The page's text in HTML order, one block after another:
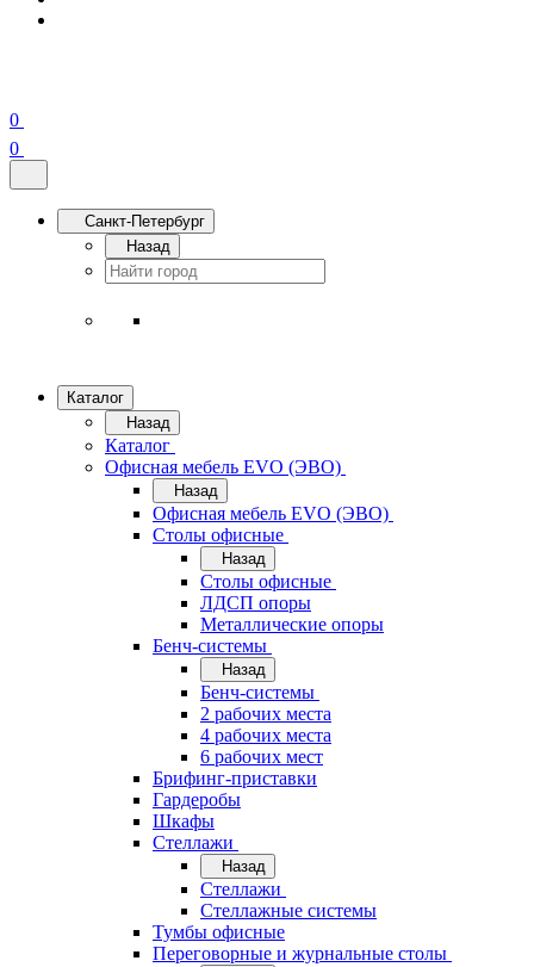
0
0
Санкт-Петербург
Назад
Каталог
Назад
Каталог
Офисная мебель EVO (ЭВО)
Назад
Офисная мебель EVO (ЭВО)
Cтолы офисные
Назад
Cтолы офисные
ЛДСП опоры
Металлические опоры
Бенч-системы
Назад
Бенч-системы
2 рабочих места
4 рабочих места
6 рабочих мест
Брифинг-приставки
Гардеробы
Шкафы
Стеллажи
Назад
Стеллажи
Стеллажные системы
Тумбы офисные
Переговорные и журнальные столы